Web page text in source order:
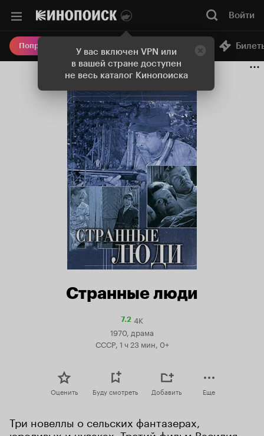
У вас включен VPN или
в вашей стране доступен
не весь каталог Кинопоиска
Войти
Попробовать Плюс Онлайн-кинотеатр
Странные люди
7.2Рейтинг
Кинопоиска
7.2
4K
1970, драма
СССР, 1 ч 23 мин, 0+
Оценить Буду смотреть Добавить Еще
Три новеллы о сельских фантазерах,